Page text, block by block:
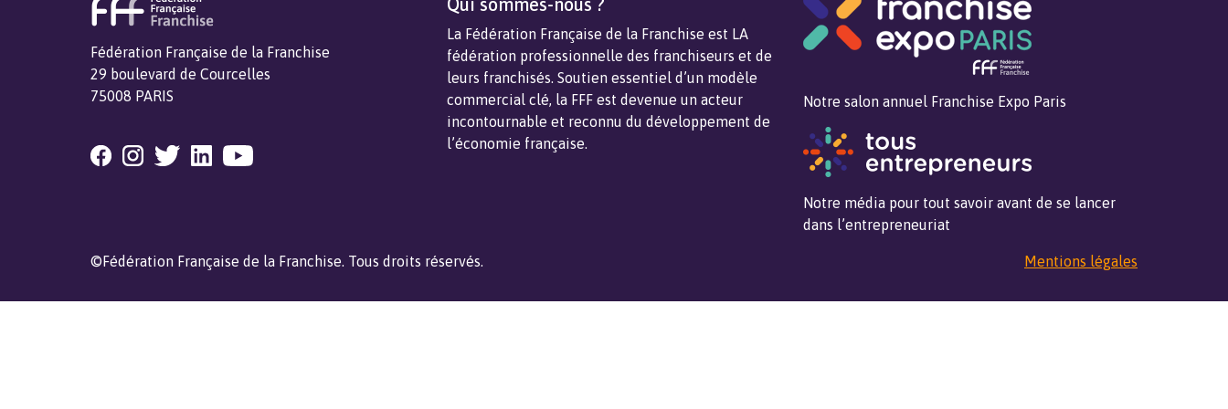
Fédération Française de la Franchise
29 boulevard de Courcelles
75008 PARIS
La Fédération Française de la Franchise est LA
fédération professionnelle des franchiseurs et de
leurs franchisés. Soutien essentiel d’un modèle
commercial clé, la FFF est devenue un acteur
incontournable et reconnu du développement de
l’économie française.
Notre salon annuel Franchise Expo Paris
Notre média pour tout savoir avant de se lancer
dans l’entrepreneuriat
©Fédération Française de la Franchise. Tous droits réservés. Mentions légales